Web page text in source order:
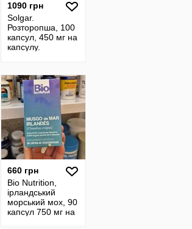
1090 грн
Solgar.
Розторопша, 100
капсул, 450 мг на
капсулу.
Вітаміни, добавки
Сша.
660 грн
Bio Nutrition,
ірландський
морський мох, 90
капсул 750 мг на